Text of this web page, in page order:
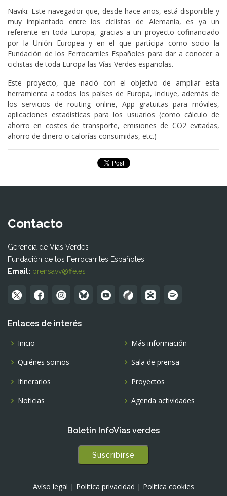
Naviki: Este navegador que, desde hace años, está disponible y
muy implantado entre los ciclistas de Alemania, es ya un
referente en toda Europa, gracias a un proyecto cofinanciado
por la Unión Europea y en el que participa como socio la
Fundación de los Ferrocarriles Españoles para dar a conocer a
ciclistas de toda Europa las Vías Verdes españolas.
Este proyecto, que nació con el objetivo de ampliar esta
herramienta a todos los países de Europa, incluye, además de
los servicios de routing online, App gratuitas para móviles,
aplicaciones estadísticas para los usuarios (como cálculo de
ahorro en costes de transporte, emisiones de CO2 evitadas,
ahorro de dinero o calorías consumidas, etc.)
Contacto
Gerencia de Vías Verdes
Fundación de los Ferrocarriles Españoles
Email: prensavv@ffe.es
Enlaces de interés
Inicio
Quiénes somos
Itinerarios
Noticias
Más información
Sala de prensa
Proyectos
Agenda actividades
Boletín InfoVías verdes
Suscribirse
Avíso legal | Política privacidad | Política cookies